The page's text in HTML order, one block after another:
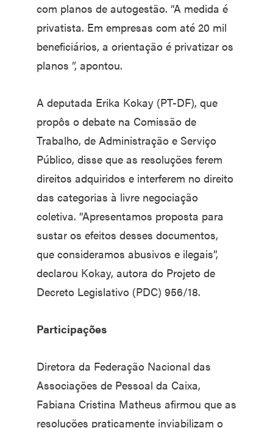
com planos de autogestão. “A medida é
privatista. Em empresas com até 20 mil
beneficiários, a orientação é privatizar os
planos ”, apontou.
A deputada Erika Kokay (PT-DF), que
propôs o debate na Comissão de
Trabalho, de Administração e Serviço
Público, disse que as resoluções ferem
direitos adquiridos e interferem no direito
das categorias à livre negociação
coletiva. “Apresentamos proposta para
sustar os efeitos desses documentos,
que consideramos abusivos e ilegais”,
declarou Kokay, autora do Projeto de
Decreto Legislativo (PDC) 956/18.
Participações
Diretora da Federação Nacional das
Associações de Pessoal da Caixa,
Fabiana Cristina Matheus afirmou que as
resoluções praticamente inviabilizam o